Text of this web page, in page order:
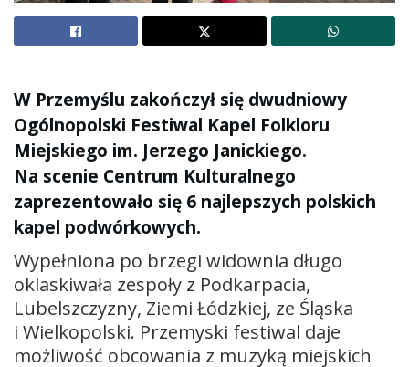
W Przemyślu zakończył się dwudniowy
Ogólnopolski Festiwal Kapel Folkloru
Miejskiego im. Jerzego Janickiego.
Na scenie Centrum Kulturalnego
zaprezentowało się 6 najlepszych polskich
kapel podwórkowych.
Wypełniona po brzegi widownia długo
oklaskiwała zespoły z Podkarpacia,
Lubelszczyzny, Ziemi Łódzkiej, ze Śląska
i Wielkopolski. Przemyski festiwal daje
możliwość obcowania z muzyką miejskich